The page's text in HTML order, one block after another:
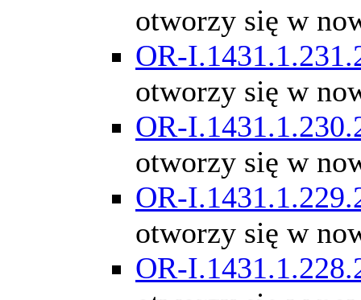
otworzy się w
OR-
otworzy się w
OR-
otworzy się w
OR-
otworzy się w
OR-